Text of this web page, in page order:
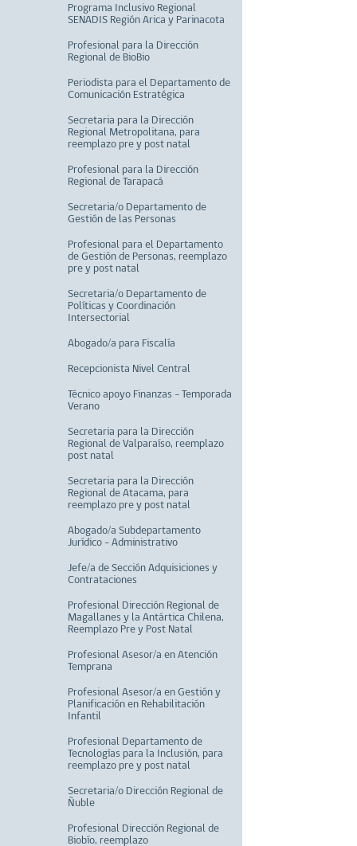
Programa Inclusivo Regional
SENADIS Región Arica y Parinacota
Profesional para la Dirección
Regional de BioBio
Periodista para el Departamento de
Comunicación Estratégica
Secretaria para la Dirección
Regional Metropolitana, para
reemplazo pre y post natal
Profesional para la Dirección
Regional de Tarapacá
Secretaria/o Departamento de
Gestión de las Personas
Profesional para el Departamento
de Gestión de Personas, reemplazo
pre y post natal
Secretaria/o Departamento de
Políticas y Coordinación
Intersectorial
Abogado/a para Fiscalía
Recepcionista Nivel Central
Técnico apoyo Finanzas - Temporada
Verano
Secretaria para la Dirección
Regional de Valparaíso, reemplazo
post natal
Secretaria para la Dirección
Regional de Atacama, para
reemplazo pre y post natal
Abogado/a Subdepartamento
Jurídico - Administrativo
Jefe/a de Sección Adquisiciones y
Contrataciones
Profesional Dirección Regional de
Magallanes y la Antártica Chilena,
Reemplazo Pre y Post Natal
Profesional Asesor/a en Atención
Temprana
Profesional Asesor/a en Gestión y
Planificación en Rehabilitación
Infantil
Profesional Departamento de
Tecnologías para la Inclusión, para
reemplazo pre y post natal
Secretaria/o Dirección Regional de
Ñuble
Profesional Dirección Regional de
Biobío, reemplazo